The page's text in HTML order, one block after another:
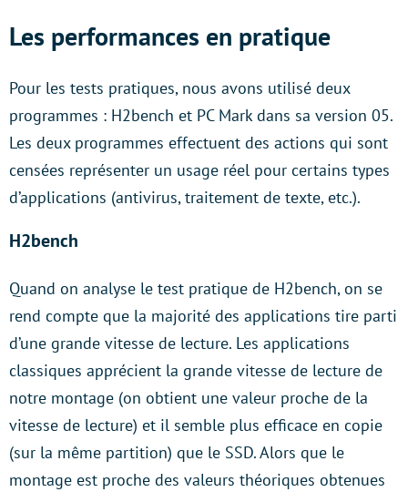
Les performances en pratique
Pour les tests pratiques, nous avons utilisé deux
programmes : H2bench et PC Mark dans sa version 05.
Les deux programmes effectuent des actions qui sont
censées représenter un usage réel pour certains types
d’applications (antivirus, traitement de texte, etc.).
H2bench
Quand on analyse le test pratique de H2bench, on se
rend compte que la majorité des applications tire parti
d’une grande vitesse de lecture. Les applications
classiques apprécient la grande vitesse de lecture de
notre montage (on obtient une valeur proche de la
vitesse de lecture) et il semble plus efficace en copie
(sur la même partition) que le SSD. Alors que le
montage est proche des valeurs théoriques obtenues